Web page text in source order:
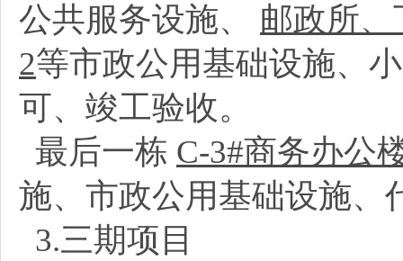
公共服务设施、 邮政所
2等市政公用基础设施、
可、竣工验收。
最后一栋 C-3#商务办公
施、市政公用基础设施、
3.三期项目